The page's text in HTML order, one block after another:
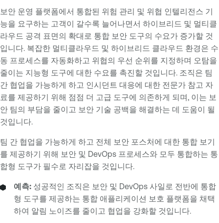
보안 운영 플랫폼에서 통합된 위험 관리 및 위협 인텔리전스 기
능을 요구하는 고객이 갈수록 늘어나면서 하이브리드 및 멀티클
라우드 공격 표면의 확대로 통합 보안 도구의 수요가 증가할 것
입니다. 복잡한 멀티클라우드 및 하이브리드 클라우드 환경은 수
동 프로세스를 자동화하고 위협의 우선 순위를 지정하며 오탐을
줄이는 지능형 도구에 대한 수요를 촉진할 것입니다. 조직은 팀
간 협업을 가능하게 하고 인시던트 대응에 대한 전문가 참고 자
료를 제공하기 위해 점점 더 고급 도구에 의존하게 되며, 이는 보
안 팀의 부담을 줄이고 보안 기술 공백을 해결하는 데 도움이 될
것입니다.
팀 간 협업을 가능하게 하고 전체 보안 포스처에 대한 통합 보기
를 제공하기 위해 보안 및 DevOps 프로세스와 모두 통합하는 통
합형 도구가 필수로 자리잡을 것입니다.
예측: 성공적인 조직은 보안 및 DevOps 사일로 전반에 통합
형 도구를 제공하는 통합 애플리케이션 보호 플랫폼을 채택
하여 알림 노이즈를 줄이고 협업을 강화할 것입니다.